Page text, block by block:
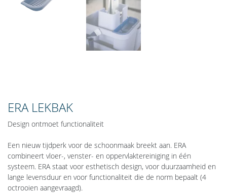
ERA LEKBAK
Design ontmoet functionaliteit
Een nieuw tijdperk voor de schoonmaak breekt aan. ERA
combineert vloer-, venster- en oppervlaktereiniging in één
systeem. ERA staat voor esthetisch design, voor duurzaamheid en
lange levensduur en voor functionaliteit die de norm bepaalt (4
octrooien aangevraagd).